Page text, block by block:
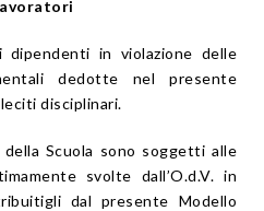
in violazione delle
dedotte nel presente
disciplinari.
Scuola sono soggetti alle
svolte dall’O.d.V. in
dal presente Modello